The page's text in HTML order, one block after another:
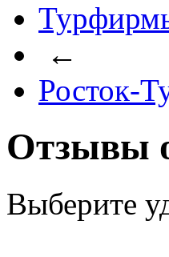
←
Росток-
Отзывы
Выберите